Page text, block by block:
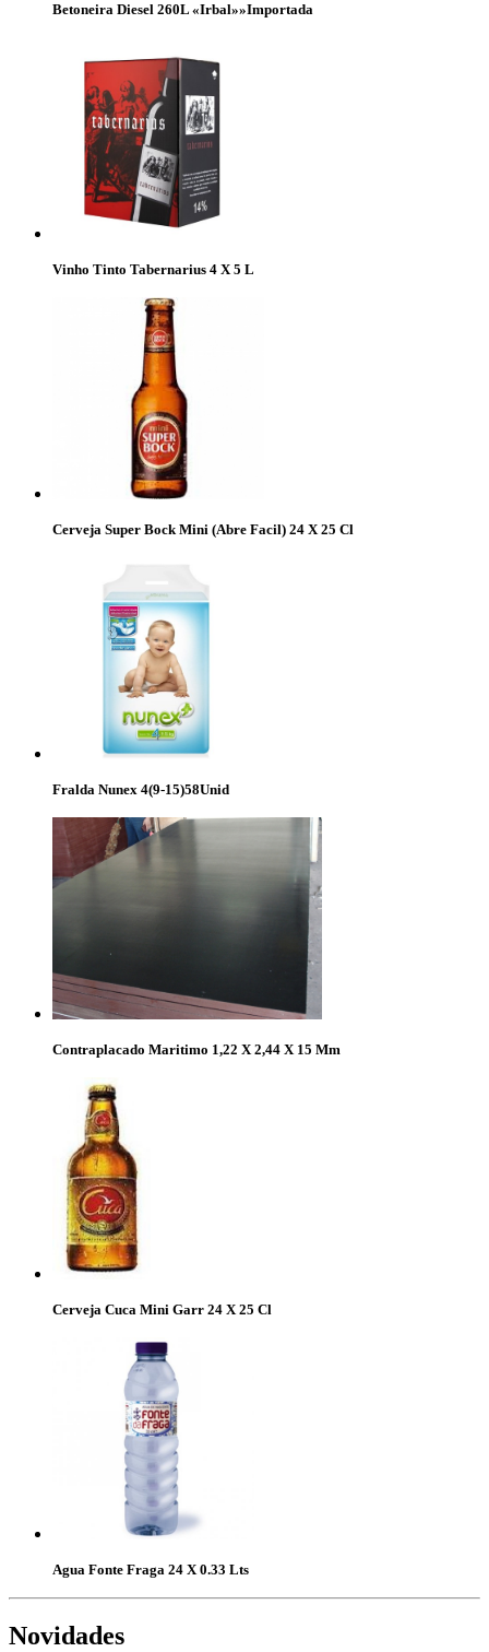
Betoneira Diesel 260L «Irbal»»Importada
Vinho Tinto Tabernarius 4 X 5 L
Cerveja Super Bock Mini (Abre Facil) 24 X 25 Cl
Fralda Nunex 4(9-15)58Unid
Contraplacado Maritimo 1,22 X 2,44 X 15 Mm
Cerveja Cuca Mini Garr 24 X 25 Cl
Agua Fonte Fraga 24 X 0.33 Lts
Novidades